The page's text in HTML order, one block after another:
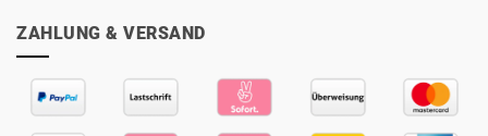
ZAHLUNG & VERSAND